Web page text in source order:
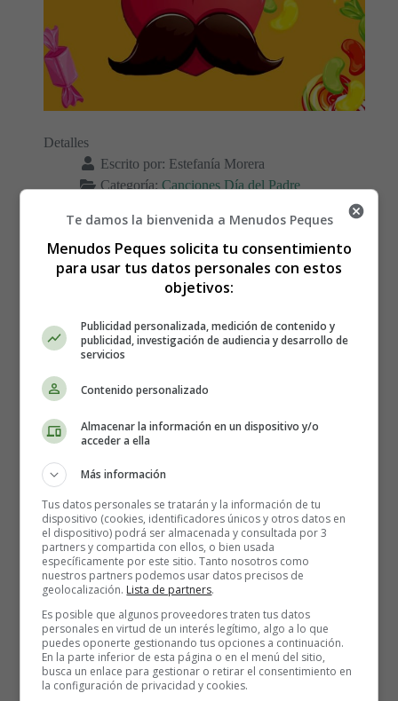
Detalles
Escrito por: Estefanía Morera
Categoría: Canciones Día del Padre
Leer más: Letra y vídeo de la canción, Papá, de
Yolanda Moreno
Letra y vídeo de, canción para
papá
Detalles
Te damos la bienvenida a Menudos Peques
Menudos Peques solicita tu consentimiento
para usar tus datos personales con estos
objetivos:
Publicidad personalizada, medición de contenido y
publicidad, investigación de audiencia y desarrollo de
servicios
Contenido personalizado
Almacenar la información en un dispositivo y/o
acceder a ella
Más información
Tus datos personales se tratarán y la información de tu
dispositivo (cookies, identificadores únicos y otros datos en
el dispositivo) podrá ser almacenada y consultada por 3
partners y compartida con ellos, o bien usada
específicamente por este sitio. Tanto nosotros como
nuestros partners podemos usar datos precisos de
geolocalización. Lista de partners.
Es posible que algunos proveedores traten tus datos
personales en virtud de un interés legítimo, algo a lo que
puedes oponerte gestionando tus opciones a continuación.
En la parte inferior de esta página o en el menú del sitio,
busca un enlace para gestionar o retirar el consentimiento en
la configuración de privacidad y cookies.